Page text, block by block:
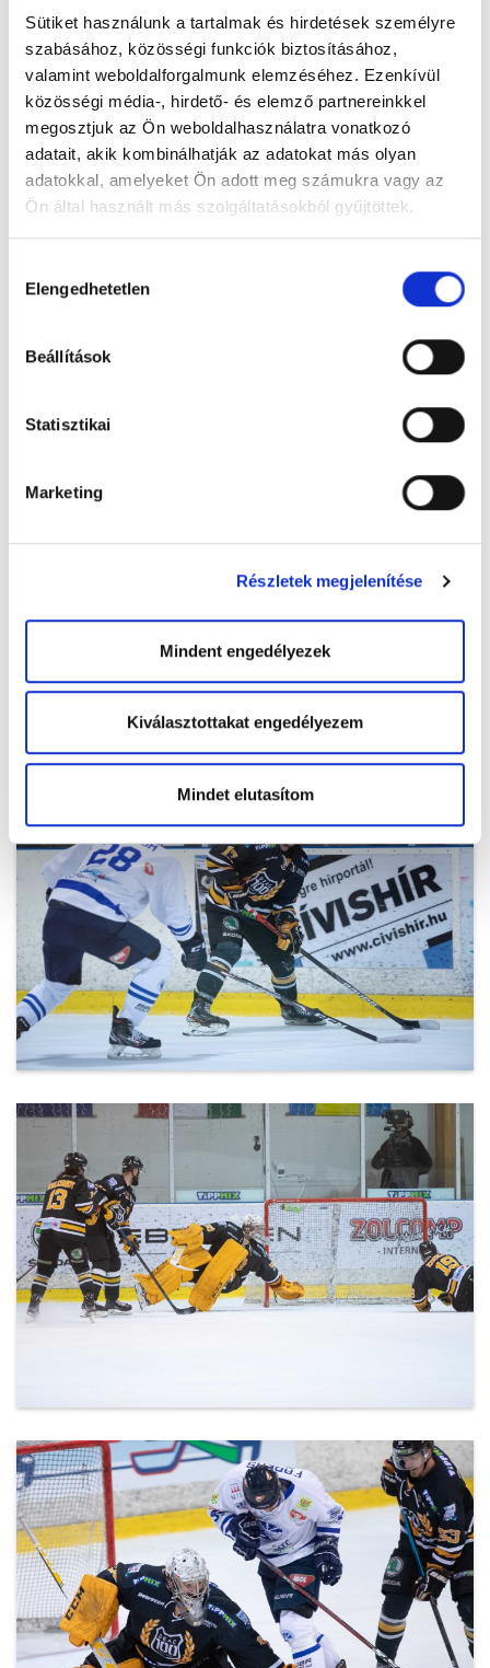
Sütiket használunk a tartalmak és hirdetések személyre
szabásához, közösségi funkciók biztosításához,
valamint weboldalforgalmunk elemzéséhez. Ezenkívül
közösségi média-, hirdető- és elemző partnereinkkel
megosztjuk az Ön weboldalhasználatra vonatkozó
adatait, akik kombinálhatják az adatokat más olyan
adatokkal, amelyeket Ön adott meg számukra vagy az
Ön által használt más szolgáltatásokból gyűjtöttek.
kiválasztása
Elengedhetetlen
Beállítások
Statisztikai
Marketing
Részletek megjelenítése
Mindent engedélyezek
Kiválasztottakat engedélyezem
Mindet elutasítom
20200302_DEAC-Csíkszereda-25.jpg
20200302_DEAC-Csíkszereda-27.jpg
20200302_DEAC-Csíkszereda-29.jpg